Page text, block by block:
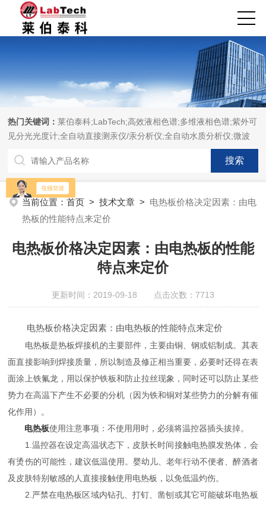
热门关键词：莱伯泰科;LabTech;高效液相色谱;多维液相色谱;紫外可
见分光光度计;全自动直接测汞仪/汞分析仪;全自动水质分析仪;微波
消解萃取系统;微波合成系统;微波灰化磺化系统;全自动固相萃取系
统;Dryvap全自动溶剂蒸发系统;激光固体烧蚀进样系统;循环水冷却
器;电热消解仪;微控数显电热板;光波加热仪;磁力搅拌器;分析仪器;实
验室设备;样品前处理仪器;实验室信息管理系统（LIMS;超净实验室
设计与工程;通风柜;化学安全柜;AAICPICP-MSUV-VISHPLC耗材和
配件
当前位置：首页 >技术文章 > 电热板价格决定因素：由电
热板的性能特点来定价
电热板价格决定因素：由电热板的性能
特点来定价
更新时间：2019-09-18 点击次数：7713
电热板价格决定因素：由电热板的性能特点来定价
电热板是热板焊接机的主要部件，主要由铜、钢或铝制成。其表
面直接影响到焊接质量，所以制造及修正相当重要，必要时还得在表
面涂上铁氟龙，用以保护铁板和防止拉丝现象，同时还可以防止某些
势力在高温下产生不必要的分机（因为铁和铜对某些势力的分解有催
化作用）。
电热板使用注意事项：不使用用时，必须将温控器插头拔掉。
1.温控器在设定高温状态下，皮肤长时间接触电热膜发热体，会
有烫伤的可能性，建议低温使用。婴幼儿、老年行动不便者、醉酒者
及皮肤特别敏感的人直接接触使用电热板，以免低温灼伤。
2.严禁在电热板区域内钻孔、打钉、凿刨或其它可能破坏电热板